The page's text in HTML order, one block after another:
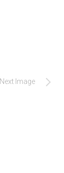
Next Image